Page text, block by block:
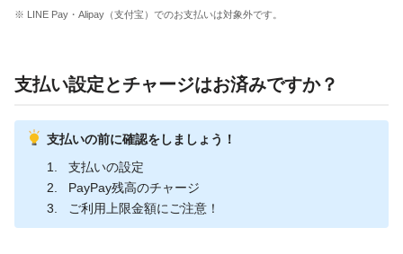
※ LINE Pay・Alipay（支付宝）でのお支払いは対象外です。
支払い設定とチャージはお済みですか？
支払いの前に確認をしましょう！
支払いの設定
PayPay残高のチャージ
ご利用上限金額にご注意！